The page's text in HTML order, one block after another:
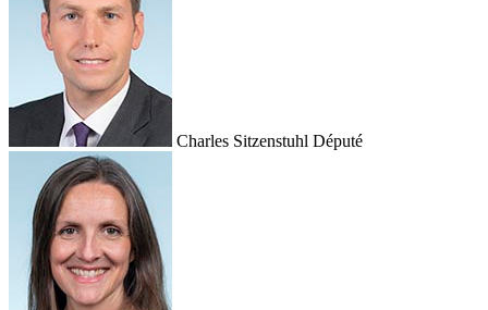
Charles Sitzenstuhl Député